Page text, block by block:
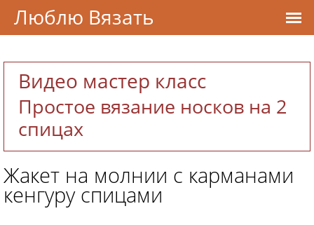
Видео мастер класс
Простое вязание носков на 2
спицах
Жакет на молнии с карманами
кенгуру спицами
Люблю Вязать